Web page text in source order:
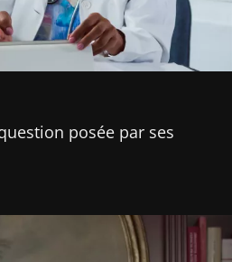
posée par ses